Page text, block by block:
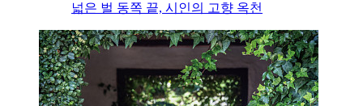
넓은 벌 동쪽 끝, 시인의 고향 옥천